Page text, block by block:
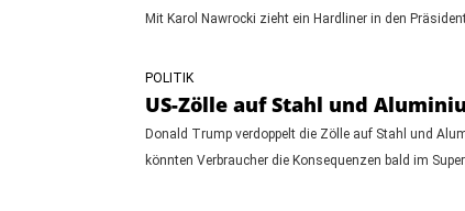
Mit Karol Nawrocki zieht ein Hardliner in den
POLITIK
US-Zölle auf Stahl und
Donald Trump verdoppelt die Zölle auf Stahl und
könnten Verbraucher die Konsequenzen bald im